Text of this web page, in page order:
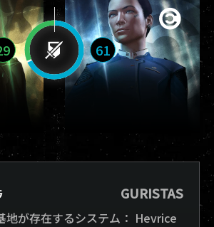
61
地が存在するシステム： Hevrice
GURISTAS